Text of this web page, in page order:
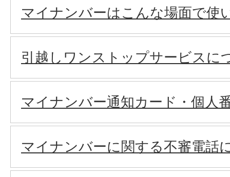
マイナンバーはこんな場面で使
引越しワンストップサービスに
マイナンバー通知カード・個人
マイナンバーに関する不審電話